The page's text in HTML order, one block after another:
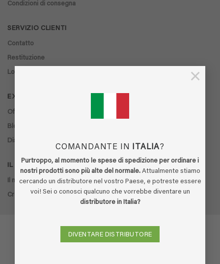
COMANDANTE IN ITALIA?
Purtroppo, al momento le spese di spedizione per ordinare i
nostri prodotti sono più alte del normale.Attualmente stiamo
cercando un distributore nel vostro Paese, e potreste essere
voi! Sei o conosci qualcuno che vorrebbe diventare un
distributore in Italia?
DIVENTARE DISTRIBUTORE
×
Condizioni di consegna
SERVIZIO CLIENTI
Contatto
Restituzione
Localizzatore di negozi
EXTRA
Offerte
Blog
Distributori
IL MIO ACCOUNT
Il mio account
Cronologia ordini